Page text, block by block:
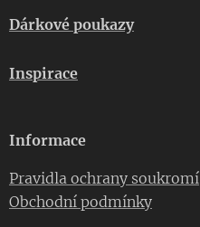
Dárkové poukazy
Inspirace
Informace
Pravidla ochrany soukromí
Obchodní podmínky